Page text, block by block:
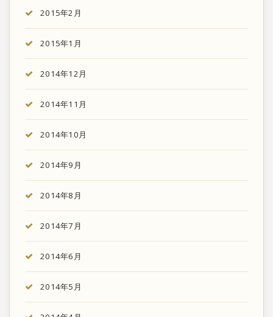
2015年2月
2015年1月
2014年12月
2014年11月
2014年10月
2014年9月
2014年8月
2014年7月
2014年6月
2014年5月